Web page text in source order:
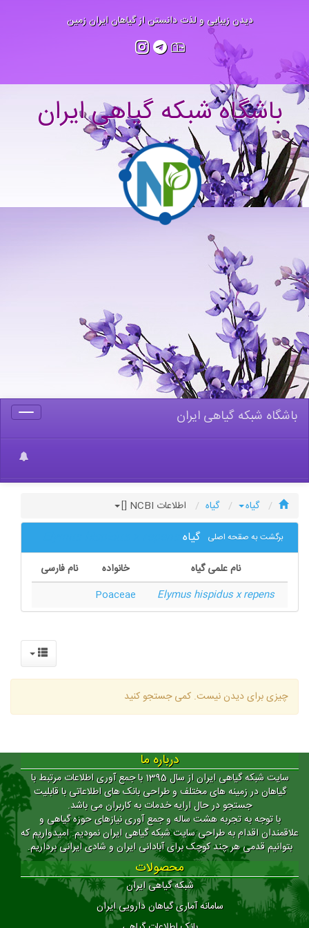
دیدن زیبایی و لذت دانستن از گیاهان ایران زمین
باشگاه شبکه گیاهی ایران
باشگاه شبکه گیاهی ایران
گیاه گیاه اطلاعات NCBI []
برگشت به صقحه اصلی گیاه
نام علمی گیاه خانواده
نام فارسی
Elymus hispidus x repens
Poaceae
چیزی برای دیدن نیست. کمی جستجو کنید
درباره ما
سایت شبکه گیاهی ایران از سال 1395 با جمع آوری اطلاعات مرتبط با
گیاهان در زمینه های مختلف و طراحی بانک های اطلاعاتی با قابلیت
جستجو در حال ارایه خدمات به کاربران می باشد.
با توجه به تجربه هشت ساله و جمع آوری نیازهای حوزه گیاهی و
علاقمندان اقدام به طراحی سایت شبکه گیاهی ایران نمودیم. امیدواریم که
بتوانیم قدمی هر چند کوچک برای آبادانی ایران و شادی ایرانی برداریم.
محصولات
شبکه گیاهی ایران
سامانه آماری گیاهان دارویی ایران